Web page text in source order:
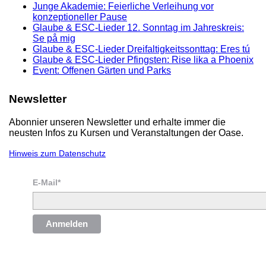
Junge Akademie: Feierliche Verleihung vor
konzeptioneller Pause
Glaube & ESC-Lieder 12. Sonntag im Jahreskreis:
Se på mig
Glaube & ESC-Lieder Dreifaltigkeitssonttag: Eres tú
Glaube & ESC-Lieder Pfingsten: Rise lika a Phoenix
Event: Offenen Gärten und Parks
Newsletter
Abonnier unseren Newsletter und erhalte immer die
neusten Infos zu Kursen und Veranstaltungen der Oase.
Hinweis zum Datenschutz
E-Mail*
Anmelden